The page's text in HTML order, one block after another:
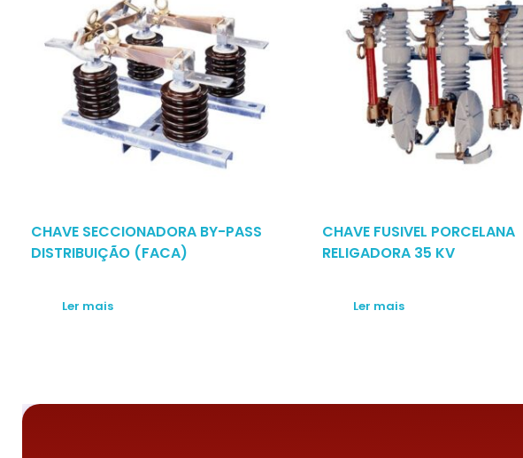
CHAVE SECCIONADORA BY-PASS
DISTRIBUIÇÃO (FACA)
Ler mais
CHAVE FUSIVEL PORCELANA
RELIGADORA 35 KV
Ler mais